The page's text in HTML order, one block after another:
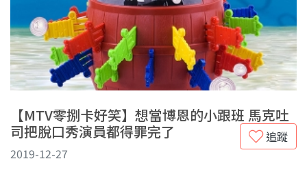
【MTV零捌卡好笑】想當博恩的小跟班 馬克吐
司把脫口秀演員都得罪完了
追蹤
2019-12-27